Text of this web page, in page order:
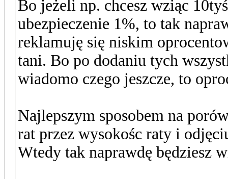
Bo jeżeli np. chcesz wziąc
ubezpieczenie 1%, to tak
reklamuję się niskim
tani. Bo po dodaniu tych
wiadomo czego jeszcze, to
Najlepszym sposobem na
rat przez wysokośc raty i
Wtedy tak naprawdę będziesz